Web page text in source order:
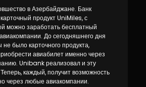
обслуживания
О банке
Устойчивость
в Азербайджане. Банк
продукт UniMiles, с
можно заработать бесплатный
До сегодняшнего дня
было карточного продукта,
авиабилет именно через
Unibank реализовал и эту
каждый, получит возможность
через любые авиакомпании.